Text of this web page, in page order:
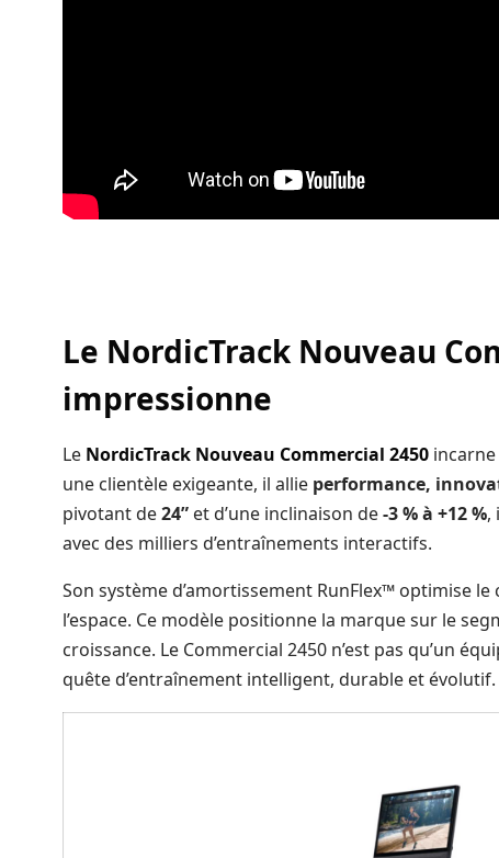
Le NordicTrack Nouveau
impressionne
Le NordicTrack Nouveau Commercial 2450
une clientèle exigeante, il allie performance,
pivotant de24” et d’une inclinaison de-3 % à +12 %,
avec des milliers d’entraînements interactifs.
Son système d’amortissement RunFlex™ optimise
l’espace. Ce modèle positionne la marque sur le
croissance. Le Commercial 2450 n’est pas qu’un
quête d’entraînement intelligent, durable et évolutif.